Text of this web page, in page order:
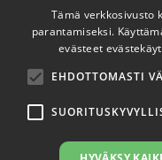
© 2026 Disc
Tämä verkkosivusto
parantamiseksi.
evästeet
EHDOTTOMASTI